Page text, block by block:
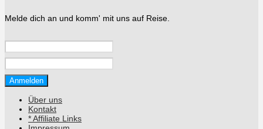
Melde dich an und komm' mit uns auf Reise.
Über uns
Kontakt
* Affiliate Links